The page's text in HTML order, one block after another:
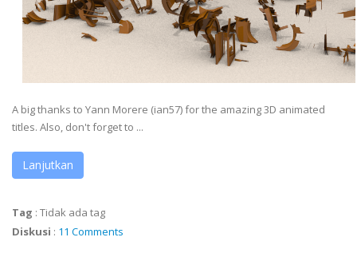
A big thanks to Yann Morere (ian57) for the amazing 3D animated
titles. Also, don't forget to ...
Lanjutkan
Tag : Tidak ada tag
Diskusi : 11 Comments